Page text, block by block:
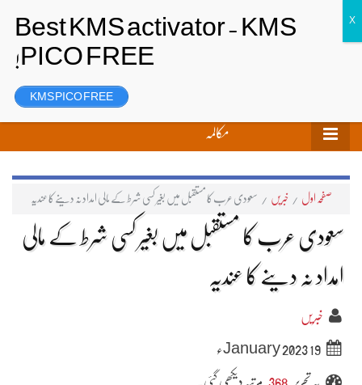
رجسٹر
مکالمہ
صفحہ اول / خبریں / سعودی عرب کا مستقبل میں بغیر کسی شرط کے مالی امداد نہ دینے کا عندیہ
سعودی عرب کا مستقبل میں بغیر کسی شرط کے مالی
امداد نہ دینے کا عندیہ
خبریں
19 January 2023ء
یہ تحریر 368 مرتبہ دیکھی گئی۔
KMS PICO FREE